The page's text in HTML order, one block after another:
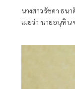
นางสาวรัชดา ธน
เผยว่า นายอนุทิน
INTANIA Forum:
ORDER ฝ่าวิกฤ